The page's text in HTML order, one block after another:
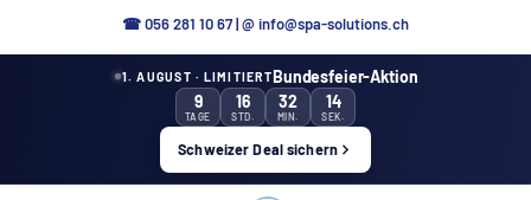
☎ 056 281 10 67|@ info@spa-solutions.ch
1. AUGUST · LIMITIERTBundesfeier-Aktion
9
TAGE
16
STD.
32
MIN.
13
SEK.
Schweizer Deal sichern